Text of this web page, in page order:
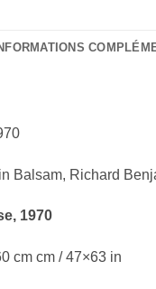
Balsam, Richard
1970
cm cm / 47×63 in